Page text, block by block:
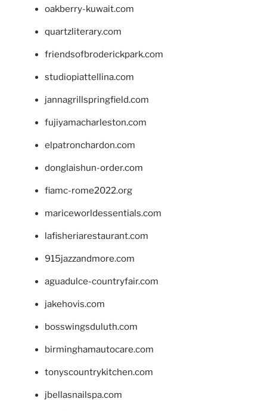
oakberry-kuwait.com
quartzliterary.com
friendsofbroderickpark.com
studiopiattellina.com
jannagrillspringfield.com
fujiyamacharleston.com
elpatronchardon.com
donglaishun-order.com
fiamc-rome2022.org
mariceworldessentials.com
lafisheriarestaurant.com
915jazzandmore.com
aguadulce-countryfair.com
jakehovis.com
bosswingsduluth.com
birminghamautocare.com
tonyscountrykitchen.com
jbellasnailspa.com